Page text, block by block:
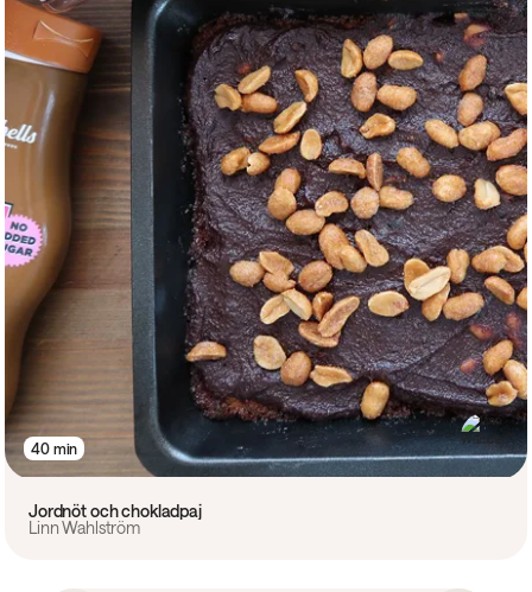
40 min
Jordnöt och chokladpaj
Linn Wahlström